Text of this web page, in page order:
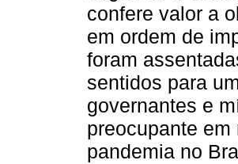
confere valor a
em ordem de
foram
sentidos para
governantes e
preocupante
pandemia no